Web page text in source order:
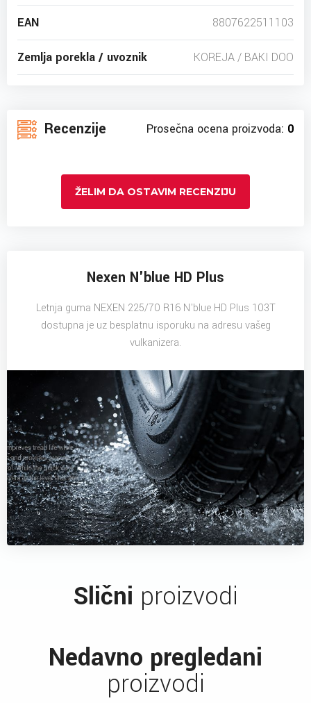
EAN 8807622511103
Zemlja porekla / uvoznik KOREJA / BAKI DOO
Recenzije Prosečna ocena proizvoda: 0
ŽELIM DA OSTAVIM RECENZIJU
Nexen N'blue HD Plus
Letnja guma NEXEN 225/70 R16 N'blue HD Plus 103T
dostupna je uz besplatnu isporuku na adresu vašeg
vulkanizera.
Slični proizvodi
Nedavno pregledani
proizvodi